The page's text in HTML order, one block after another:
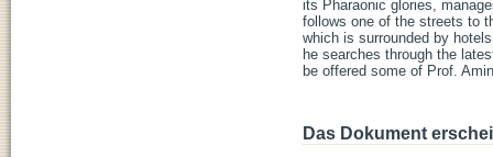
its Pharaonic glories,
follows one of the streets to
which is surrounded by
he searches through the
be offered some of Prof.
Das Dokument